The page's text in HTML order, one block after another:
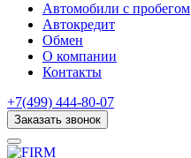
Автомобили с пробегом
Автокредит
Обмен
О компании
Контакты
+7(499) 444-80-07
Заказать звонок